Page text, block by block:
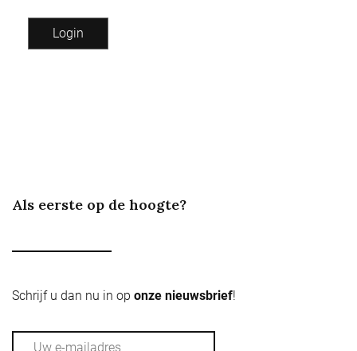
Als eerste op de hoogte?
Schrijf u dan nu in op onze nieuwsbrief!